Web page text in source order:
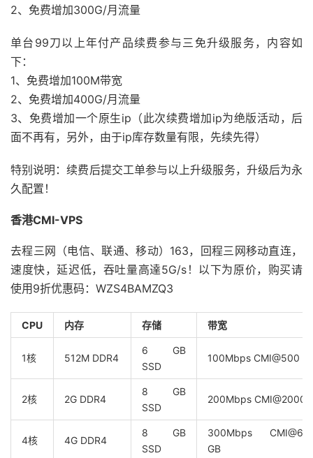
2、免费增加300G/月流量
单台99刀以上年付产品续费参与三免升级服务，内容如
下：
1、免费增加100M带宽
2、免费增加400G/月流量
3、免费增加一个原生ip（此次续费增加ip为绝版活动，后
面不再有，另外，由于ip库存数量有限，先续先得）
特别说明：续费后提交工单参与以上升级服务，升级后为永
久配置！
香港CMI-VPS
去程三网（电信、联通、移动）163，回程三网移动直连，
速度快，延迟低，吞吐量高達5G/s！以下为原价，购买请
使用9折优惠码：WZS4BAMZQ3
CPU 内存 存储 带宽
1核 512M DDR4
6 GB
SSD
100Mbps CMI@500
2核 2G DDR4
8 GB
SSD
200Mbps CMI@2000
4核 4G DDR4
8 GB
SSD
300Mbps
GB